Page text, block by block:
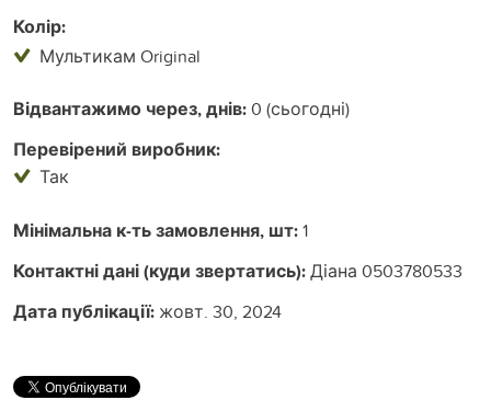
Колір:
Мультикам Original
Відвантажимо через, днів:0 (сьогодні)
Перевірений виробник:
Так
Мінімальна к-ть замовлення, шт:1
Контактні дані (куди звертатись):Діана 0503780533
Дата публікації: жовт. 30, 2024